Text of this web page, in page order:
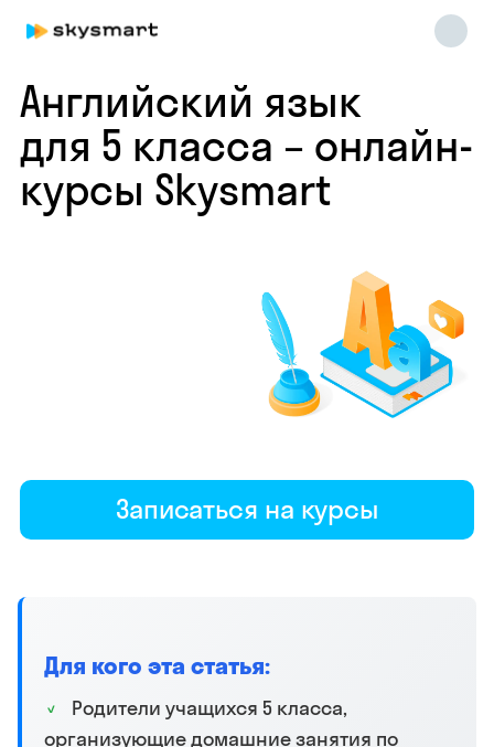
Английский язык
для 5 класса – онлайн-
курсы Skysmart
Записаться на курсы
Для кого эта статья:
Родители учащихся 5 класса,
организующие домашние занятия по